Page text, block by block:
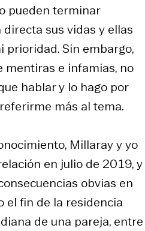
pueden terminar
sus vidas y ellas
prioridad. Sin embargo,
e infamias, no
hablar y lo hago por
más al tema.
Millaray y yo
en julio de 2019, y
obvias en
el fin de la residencia
de una pareja, entre